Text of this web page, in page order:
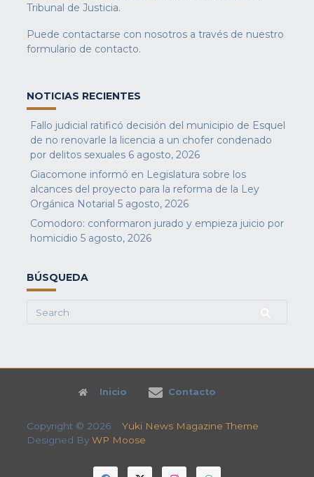
Tribunal de Justicia.
Puede contactarse con nosotros a través de nuestro
formulario de contacto.
NOTICIAS RECIENTES
Fallo judicial ratificó decisión del municipio de Esquel
de no renovarle la licencia a un chofer condenado
por delitos sexuales 6 agosto, 2026
Giacomone informó en Legislatura sobre los
alcances del proyecto para la reforma de la Ley
Orgánica Notarial 5 agosto, 2026
Comodoro: conformaron jurado y empieza juicio por
homicidio 5 agosto, 2026
BÚSQUEDA
Search
Inicio Contacto
Copyright © 2026 Yuki News Magazine Theme
Designed By WP Moose